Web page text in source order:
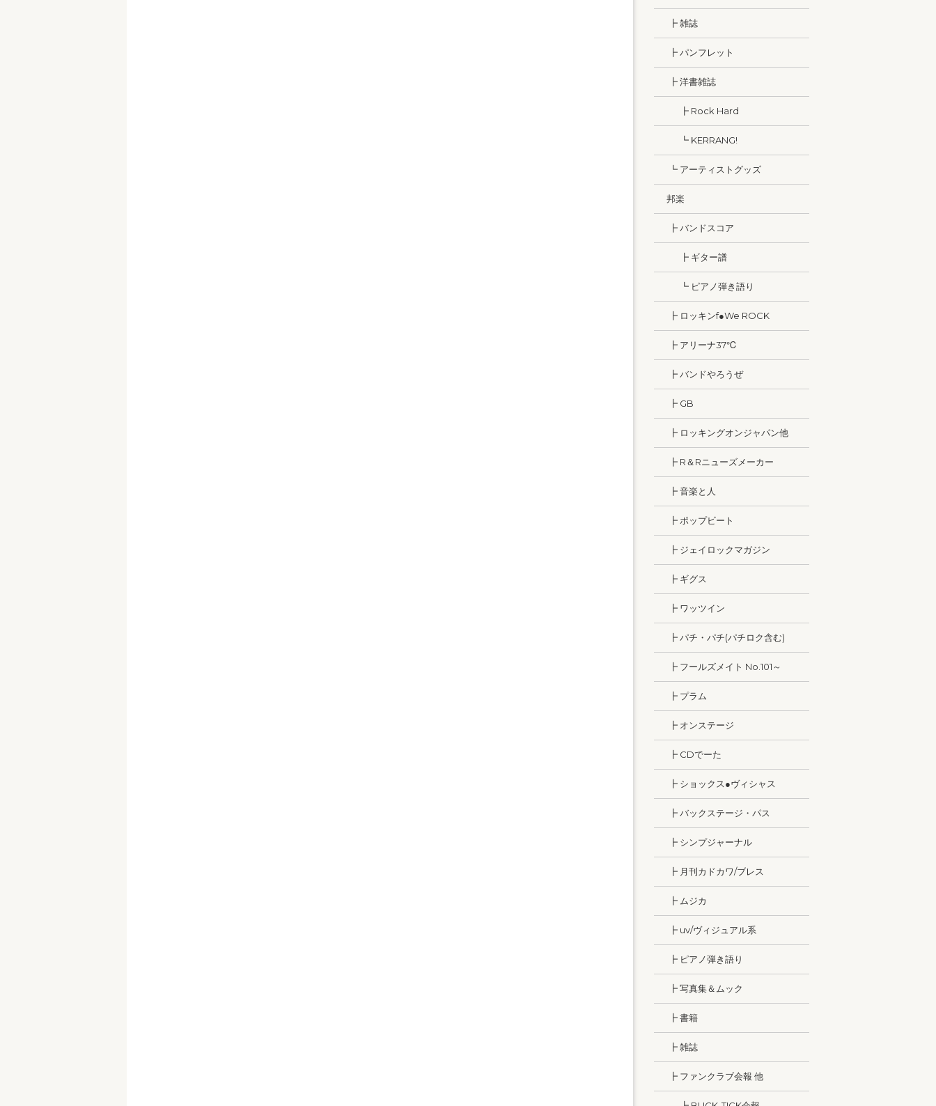
┣ 雑誌
┣ パンフレット
┣ 洋書雑誌
┣ Rock Hard
┗ KERRANG!
┗ アーティストグッズ
邦楽
┣ バンドスコア
┣ ギター譜
┗ ピアノ弾き語り
┣ ロッキンf●We ROCK
┣ アリーナ37℃
┣ バンドやろうぜ
┣ GB
┣ ロッキングオンジャパン他
┣ R＆Rニューズメーカー
┣ 音楽と人
┣ ポップビート
┣ ジェイロックマガジン
┣ ギグス
┣ ワッツイン
┣ パチ・パチ(パチロク含む)
┣ フールズメイト No.101～
┣ プラム
┣ オンステージ
┣ CDでーた
┣ ショックス●ヴィシャス
┣ バックステージ・パス
┣ シンプジャーナル
┣ 月刊カドカワ/ブレス
┣ ムジカ
┣ uv/ヴィジュアル系
┣ ピアノ弾き語り
┣ 写真集＆ムック
┣ 書籍
┣ 雑誌
┣ ファンクラブ会報 他